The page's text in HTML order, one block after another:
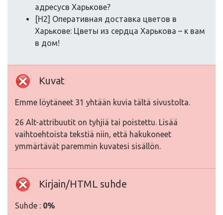
адресусв Харькове?
[H2] Оперативная доставка цветов в
Харькове: Цветы из сердца Харькова – к вам
в дом!
Kuvat
Emme löytäneet 31 yhtään kuvia tältä sivustolta.
26 Alt-attribuutit on tyhjiä tai poistettu. Lisää
vaihtoehtoista tekstiä niin, että hakukoneet
ymmärtävät paremmin kuvatesi sisällön.
Kirjain/HTML suhde
Suhde : 0%